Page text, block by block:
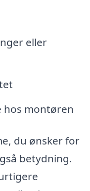
eller
hos montøren
du ønsker for
betydning.